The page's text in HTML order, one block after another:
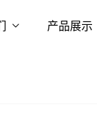
产品展示